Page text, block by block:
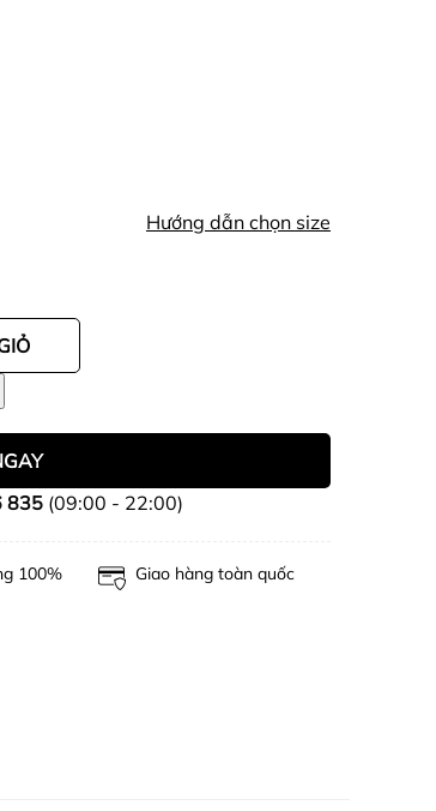
Hướng dẫn chọn size
835(09:00 - 22:00)
100% Giao hàng toàn quốc